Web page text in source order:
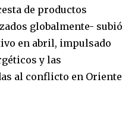
de productos
globalmente- subió
en abril, impulsado
y las
al conflicto en Oriente